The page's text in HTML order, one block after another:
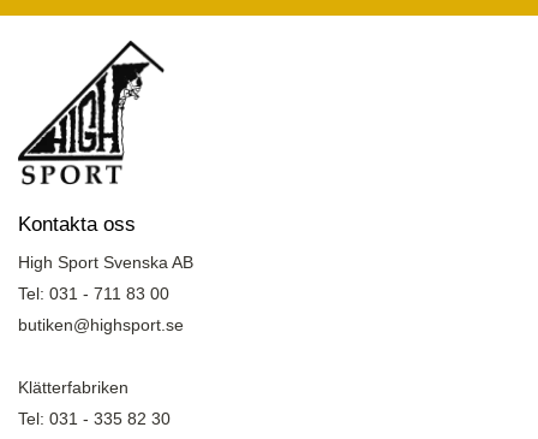
Kontakta oss
High Sport Svenska AB
Tel: 031 - 711 83 00
butiken@highsport.se
Klätterfabriken
Tel: 031 - 335 82 30